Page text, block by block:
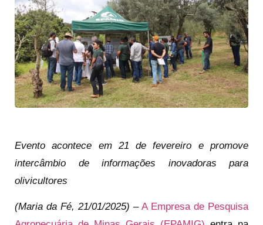
Evento acontece em 21 de fevereiro e promove
intercâmbio de informações inovadoras para
olivicultores
(Maria da Fé, 21/01/2025) –A Empresa de Pesquisa